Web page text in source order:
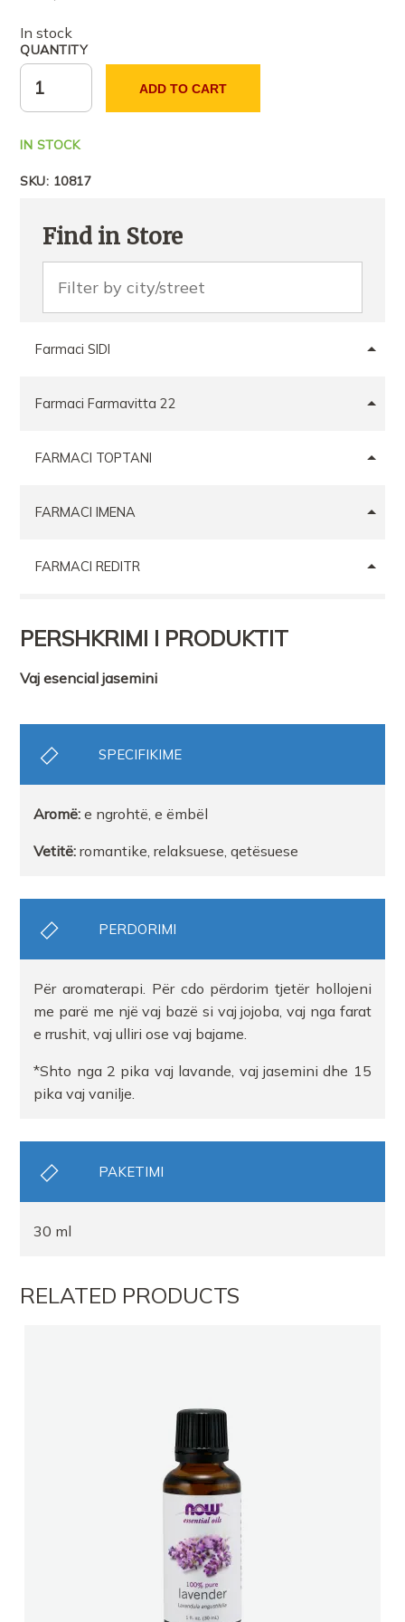
In stock
QUANTITY
ADD TO CART
IN STOCK
SKU: 10817
Find in Store
Farmaci SIDI
Farmaci Farmavitta 22
FARMACI TOPTANI
FARMACI IMENA
FARMACI REDITR
FARMACI HYRA DR
PERSHKRIMI I PRODUKTIT
Vaj esencial jasemini
SPECIFIKIME
Aromë: e ngrohtë, e ëmbël
Vetitë: romantike, relaksuese, qetësuese
PERDORIMI
Për aromaterapi. Për cdo përdorim tjetër hollojeni
me parë me një vaj bazë si vaj jojoba, vaj nga farat
e rrushit, vaj ulliri ose vaj bajame.
*Shto nga 2 pika vaj lavande, vaj jasemini dhe 15
pika vaj vanilje.
PAKETIMI
30 ml
RELATED PRODUCTS